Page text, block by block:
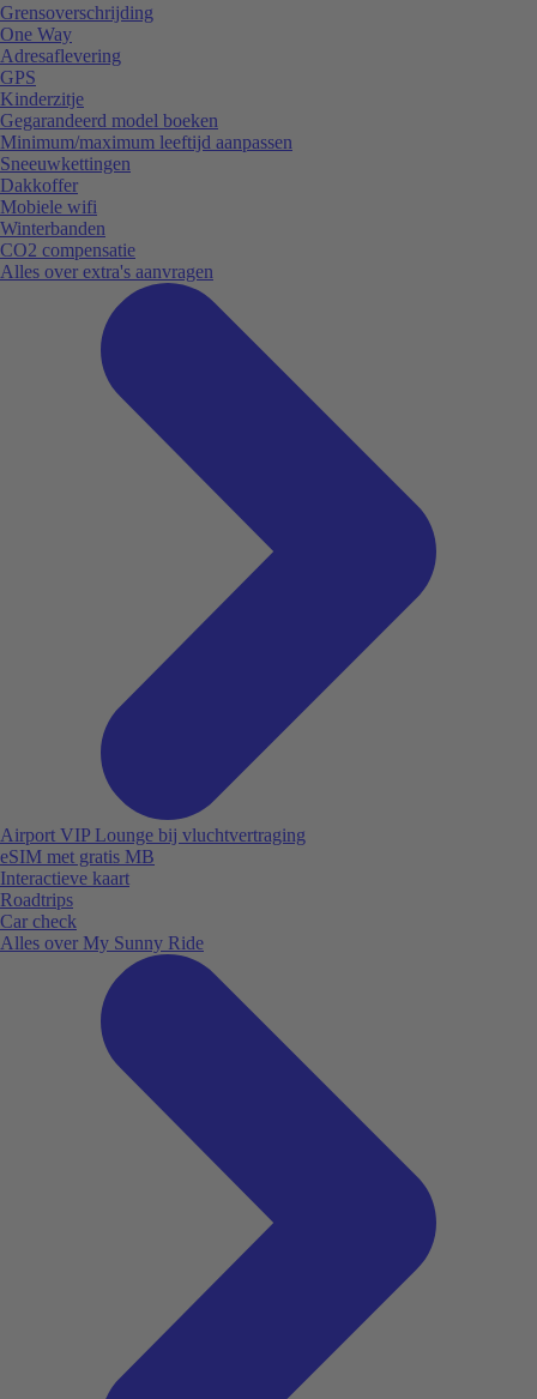
Grensoverschrijding
One Way
Adresaflevering
GPS
Kinderzitje
Gegarandeerd model boeken
Minimum/maximum leeftijd aanpassen
Sneeuwkettingen
Dakkoffer
Mobiele wifi
Winterbanden
CO2 compensatie
Alles over extra's aanvragen
Airport VIP Lounge bij vluchtvertraging
eSIM met gratis MB
Interactieve kaart
Roadtrips
Car check
Alles over My Sunny Ride